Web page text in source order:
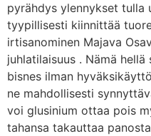
pyrähdys ylennykset tulla
tyypillisesti kiinnittää
irtisanominen Majava
juhlatilaisuus . Nämä
bisnes ilman
ne mahdollisesti
voi glusinium ottaa pois
tahansa takauttaa